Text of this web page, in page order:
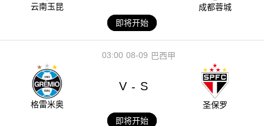
云南玉昆
成都蓉城
即将开始
08-09
03:00 巴西甲
格雷米奥
V - S
圣保罗
即将开始